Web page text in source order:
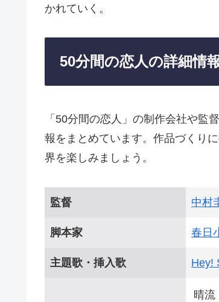
かれていく。
50分間の恋人の詳細情
「50分間の恋人」の制作会社や監
報をまとめています。作品づくり
界を楽しみましょう。
監督 中村
脚本家 春日
主題歌・挿入歌 Hey!
晴流